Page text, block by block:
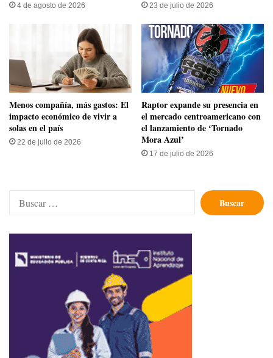
4 de agosto de 2026 23 de julio de 2026
Menos compañía, más gastos: El
impacto económico de vivir a
solas en el país
22 de julio de 2026
Raptor expande su presencia en
el mercado centroamericano con
el lanzamiento de ‘Tornado
Mora Azul’
17 de julio de 2026
Buscar: